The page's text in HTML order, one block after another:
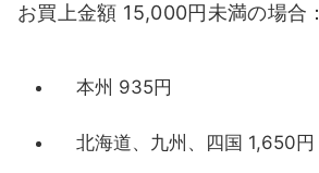
お買上金額 15,000円未満の場合：
本州 935円
北海道、九州、四国 1,650円